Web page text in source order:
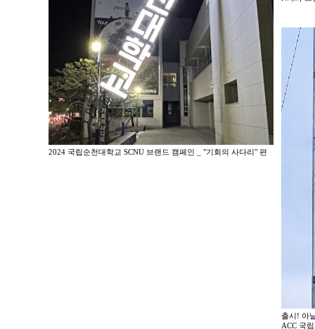
2024 국립순천대학교 SCNU 브랜드 캠페인 _ "기회의 사다리" 편
출시! 아
ACC 국